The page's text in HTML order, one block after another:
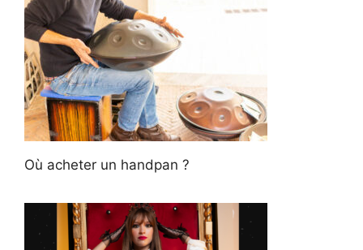
Où acheter un handpan ?